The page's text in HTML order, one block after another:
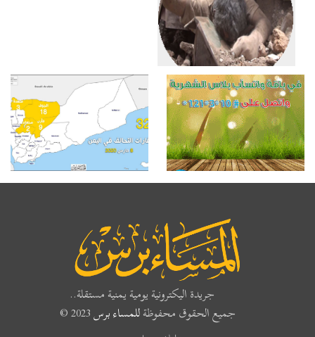
جريدة اليكترونية يومية يمنية مستقلة..
جميع الحقوق محفوظةللمساء برس